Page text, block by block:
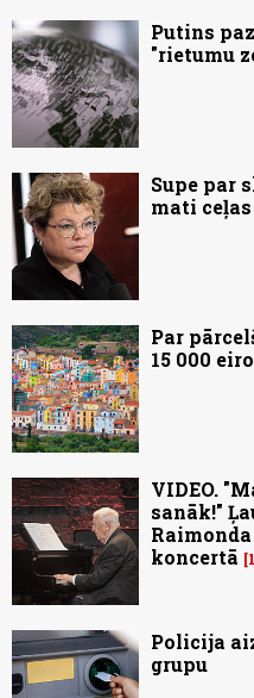
Putins
"rietumu
Supe par
mati
Par
15 000 eiro
VIDEO.
sanāk!"
koncertā
1
Policija
grupu